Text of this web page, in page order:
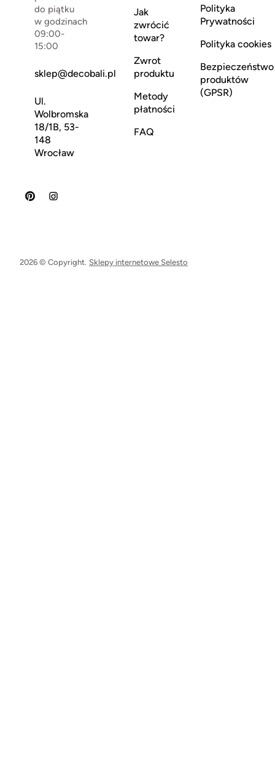
do piątku
w godzinach
09:00-
15:00
sklep@decobali.pl
Ul.
Wolbromska
18/1B, 53-
148
Wrocław
Jak
zwrócić
towar?
Zwrot
produktu
Metody
płatności
FAQ
Polityka
Prywatności
Polityka cookies
Bezpieczeństwo
produktów
(GPSR)
2026 © Copyright. Sklepy internetowe Selesto